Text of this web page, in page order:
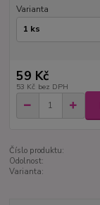
Varianta
59 Kč
53 Kč bez DPH
Číslo produktu:
Odolnost:
Varianta: